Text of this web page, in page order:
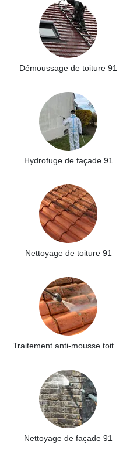
Démoussage de toiture 91
Hydrofuge de façade 91
Nettoyage de toiture 91
Nettoyage de façade 91